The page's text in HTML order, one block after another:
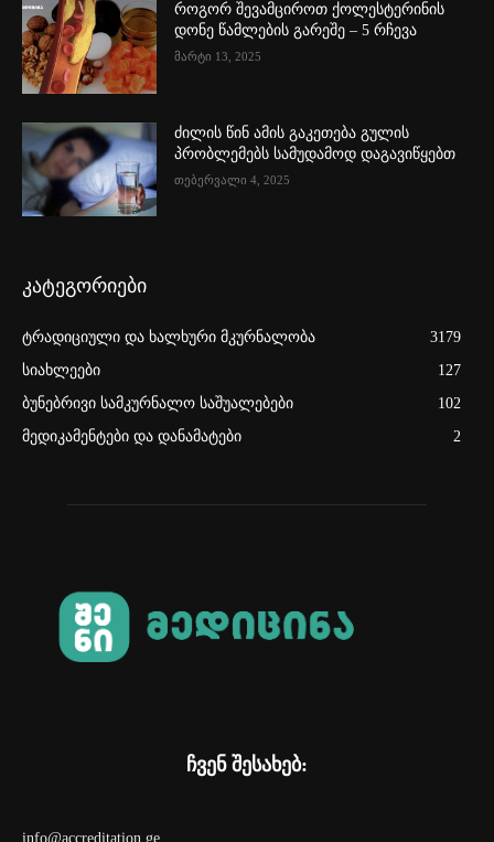
როგორ შევამციროთ ქოლესტერინის
დონე წამლების გარეშე – 5 რჩევა
მარტი 13, 2025
ძილის წინ ამის გაკეთება გულის
პრობლემებს სამუდამოდ დაგავიწყებთ
თებერვალი 4, 2025
კატეგორიები
ტრადიციული და ხალხური მკურნალობა
3179
სიახლეები
127
ბუნებრივი სამკურნალო საშუალებები
102
მედიკამენტები და დანამატები
2
ჩვენ შესახებ:
info@accreditation.ge